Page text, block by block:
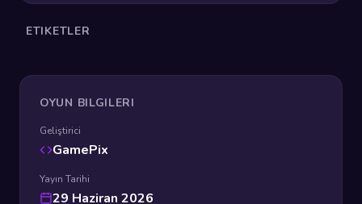
ETIKETLER
OYUN BILGILERI
Geliştirici
GamePix
Yayın Tarihi
29 Haziran 2026